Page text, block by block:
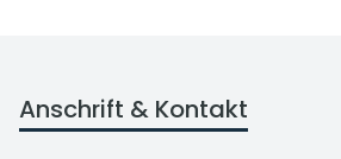
Anschrift & Kontakt